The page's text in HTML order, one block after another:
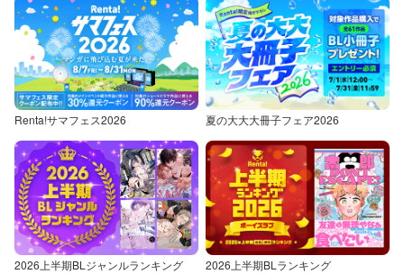
Renta!サマフェス2026 夏の大大大冊子フェア2026
2026上半期BLジャンルランキング 2026上半期BLランキング